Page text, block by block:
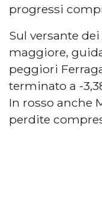
progressi
Sul versante
maggiore,
peggiori
terminato a -
In rosso anche
perdite